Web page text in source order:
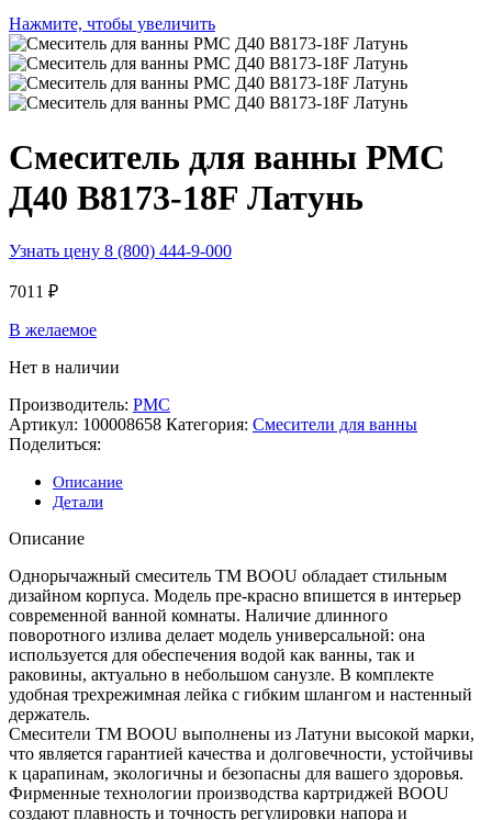
Нажмите, чтобы увеличить
Смеситель для ванны РМС
Д40 B8173-18F Латунь
Узнать цену 8 (800) 444-9-000
7011 ₽
В желаемое
Нет в наличии
Производитель: РМС
Артикул: 100008658 Категория: Смесители для ванны
Поделиться:
Описание
Детали
Описание
Однорычажный смеситель ТМ BOOU обладает стильным
дизайном корпуса. Модель пре-красно впишется в интерьер
современной ванной комнаты. Наличие длинного
поворотного излива делает модель универсальной: она
используется для обеспечения водой как ванны, так и
раковины, актуально в небольшом санузле. В комплекте
удобная трехрежимная лейка с гибким шлангом и настенный
держатель.
Смесители ТМ BOOU выполнены из Латуни высокой марки,
что является гарантией качества и долговечности, устойчивы
к царапинам, экологичны и безопасны для вашего здоровья.
Фирменные технологии производства картриджей BOOU
создают плавность и точность регулировки напора и